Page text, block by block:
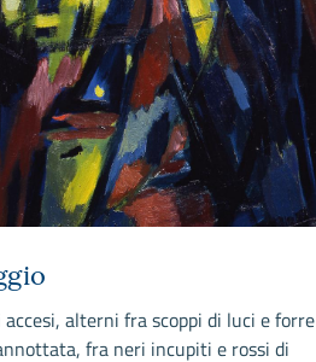
accesi, alterni fra scoppi di luci e forre
fra neri incupiti e rossi di